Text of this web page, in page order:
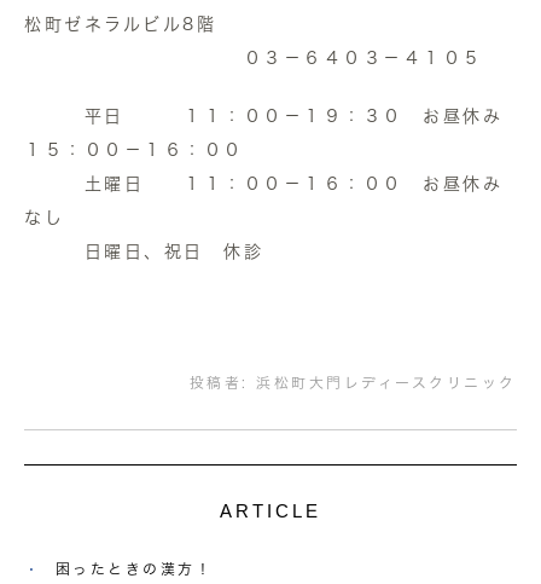
松町ゼネラルビル8階
０３－６４０３－４１０５
平日 １１：００－１９：３０ お昼休み
１５：００－１６：００
土曜日 １１：００－１６：００ お昼休み
なし
日曜日、祝日 休診
投稿者:浜松町大門レディースクリニック
ARTICLE
困ったときの漢方！